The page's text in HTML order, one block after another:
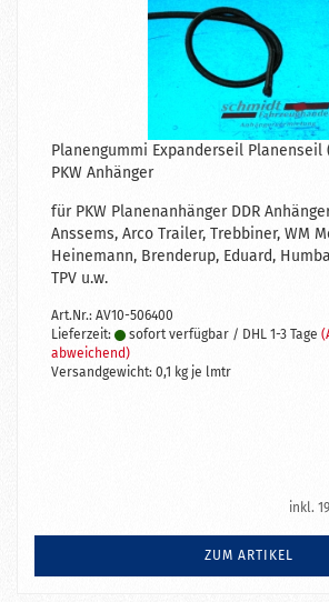
Planengummi Expanderseil Planenseil
PKW Anhänger
für PKW Planenanhänger DDR
Anssems, Arco Trailer, Trebbiner, WM
Heinemann, Brenderup, Eduard,
TPV u.w.
Art.Nr.: AV10-506400
Lieferzeit:
sofort verfügbar / DHL 1-3 Tage
abweichend)
Versandgewicht: 0,1 kg je lmtr
inkl.
ZUM ARTIKEL